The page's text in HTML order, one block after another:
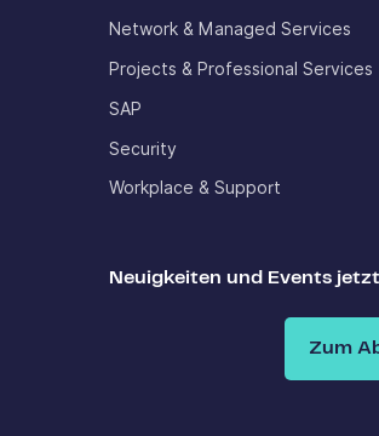
Network & Managed Services
Projects & Professional Services
SAP
Security
Workplace & Support
Neuigkeiten und Events
Zum